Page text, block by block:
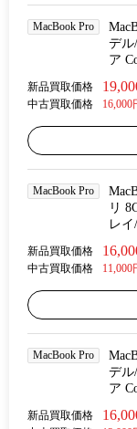
MacBook Pro
デル
ア
新品買取価格
中古買取価格 16,000
MacBook Pro
リ
レ
新品買取価格
中古買取価格 11,000
MacBook Pro
デル
ア
新品買取価格